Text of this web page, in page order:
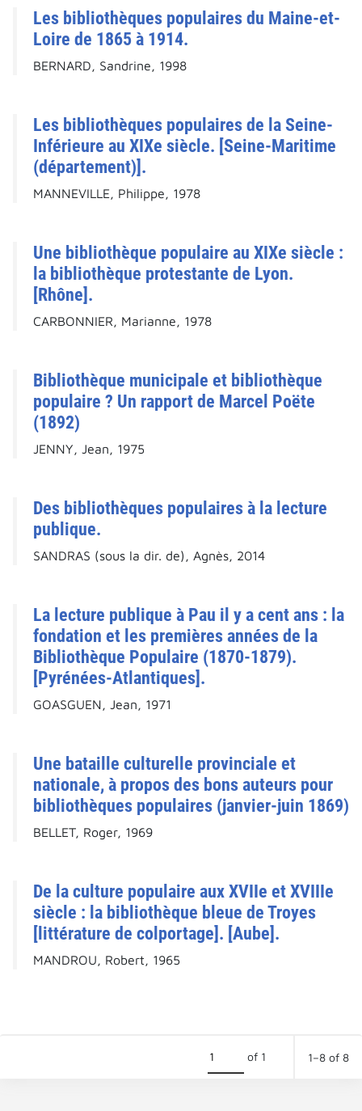
Les bibliothèques populaires du Maine-et-
Loire de 1865 à 1914.
BERNARD, Sandrine, 1998
Les bibliothèques populaires de la Seine-
Inférieure au XIXe siècle. [Seine-Maritime
(département)].
MANNEVILLE, Philippe, 1978
Une bibliothèque populaire au XIXe siècle :
la bibliothèque protestante de Lyon.
[Rhône].
CARBONNIER, Marianne, 1978
Bibliothèque municipale et bibliothèque
populaire ? Un rapport de Marcel Poëte
(1892)
JENNY, Jean, 1975
Des bibliothèques populaires à la lecture
publique.
SANDRAS (sous la dir. de), Agnès, 2014
La lecture publique à Pau il y a cent ans : la
fondation et les premières années de la
Bibliothèque Populaire (1870-1879).
[Pyrénées-Atlantiques].
GOASGUEN, Jean, 1971
Une bataille culturelle provinciale et
nationale, à propos des bons auteurs pour
bibliothèques populaires (janvier-juin 1869)
BELLET, Roger, 1969
De la culture populaire aux XVIIe et XVIIIe
siècle : la bibliothèque bleue de Troyes
[littérature de colportage]. [Aube].
MANDROU, Robert, 1965
of 1 1–8 of 8